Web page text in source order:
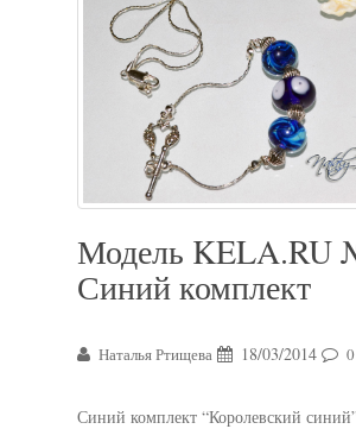
Модель KELA.RU
Синий комплект
Наталья Ртищева 18/03/2014 0
Синий комплект “Королевский